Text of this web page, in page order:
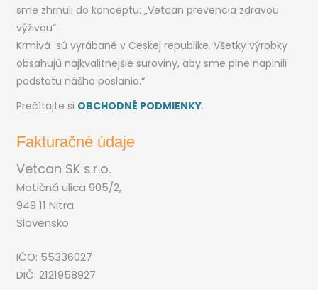
sme zhrnuli do konceptu: „Vetcan prevencia zdravou
výživou“.
Krmivá sú vyrábané v Českej republike. Všetky výrobky
obsahujú najkvalitnejšie suroviny, aby sme plne naplnili
podstatu nášho poslania.“
Prečítajte si OBCHODNÉ PODMIENKY.
Fakturačné údaje
Vetcan SK s.r.o.
Matičná ulica 905/2,
949 11 Nitra
Slovensko
IČO: 55336027
DIČ: 2121958927